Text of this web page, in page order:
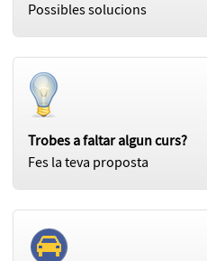
Possibles solucions
Trobes a faltar algun curs?
Fes la teva proposta